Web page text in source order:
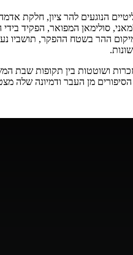
הנוגעים להר ציון, חלקת
סולימאן המפואר, הפקיד בידי
תושביו
ושוטטות בין תקופות שבת
מן העבר ודמיונה שלה